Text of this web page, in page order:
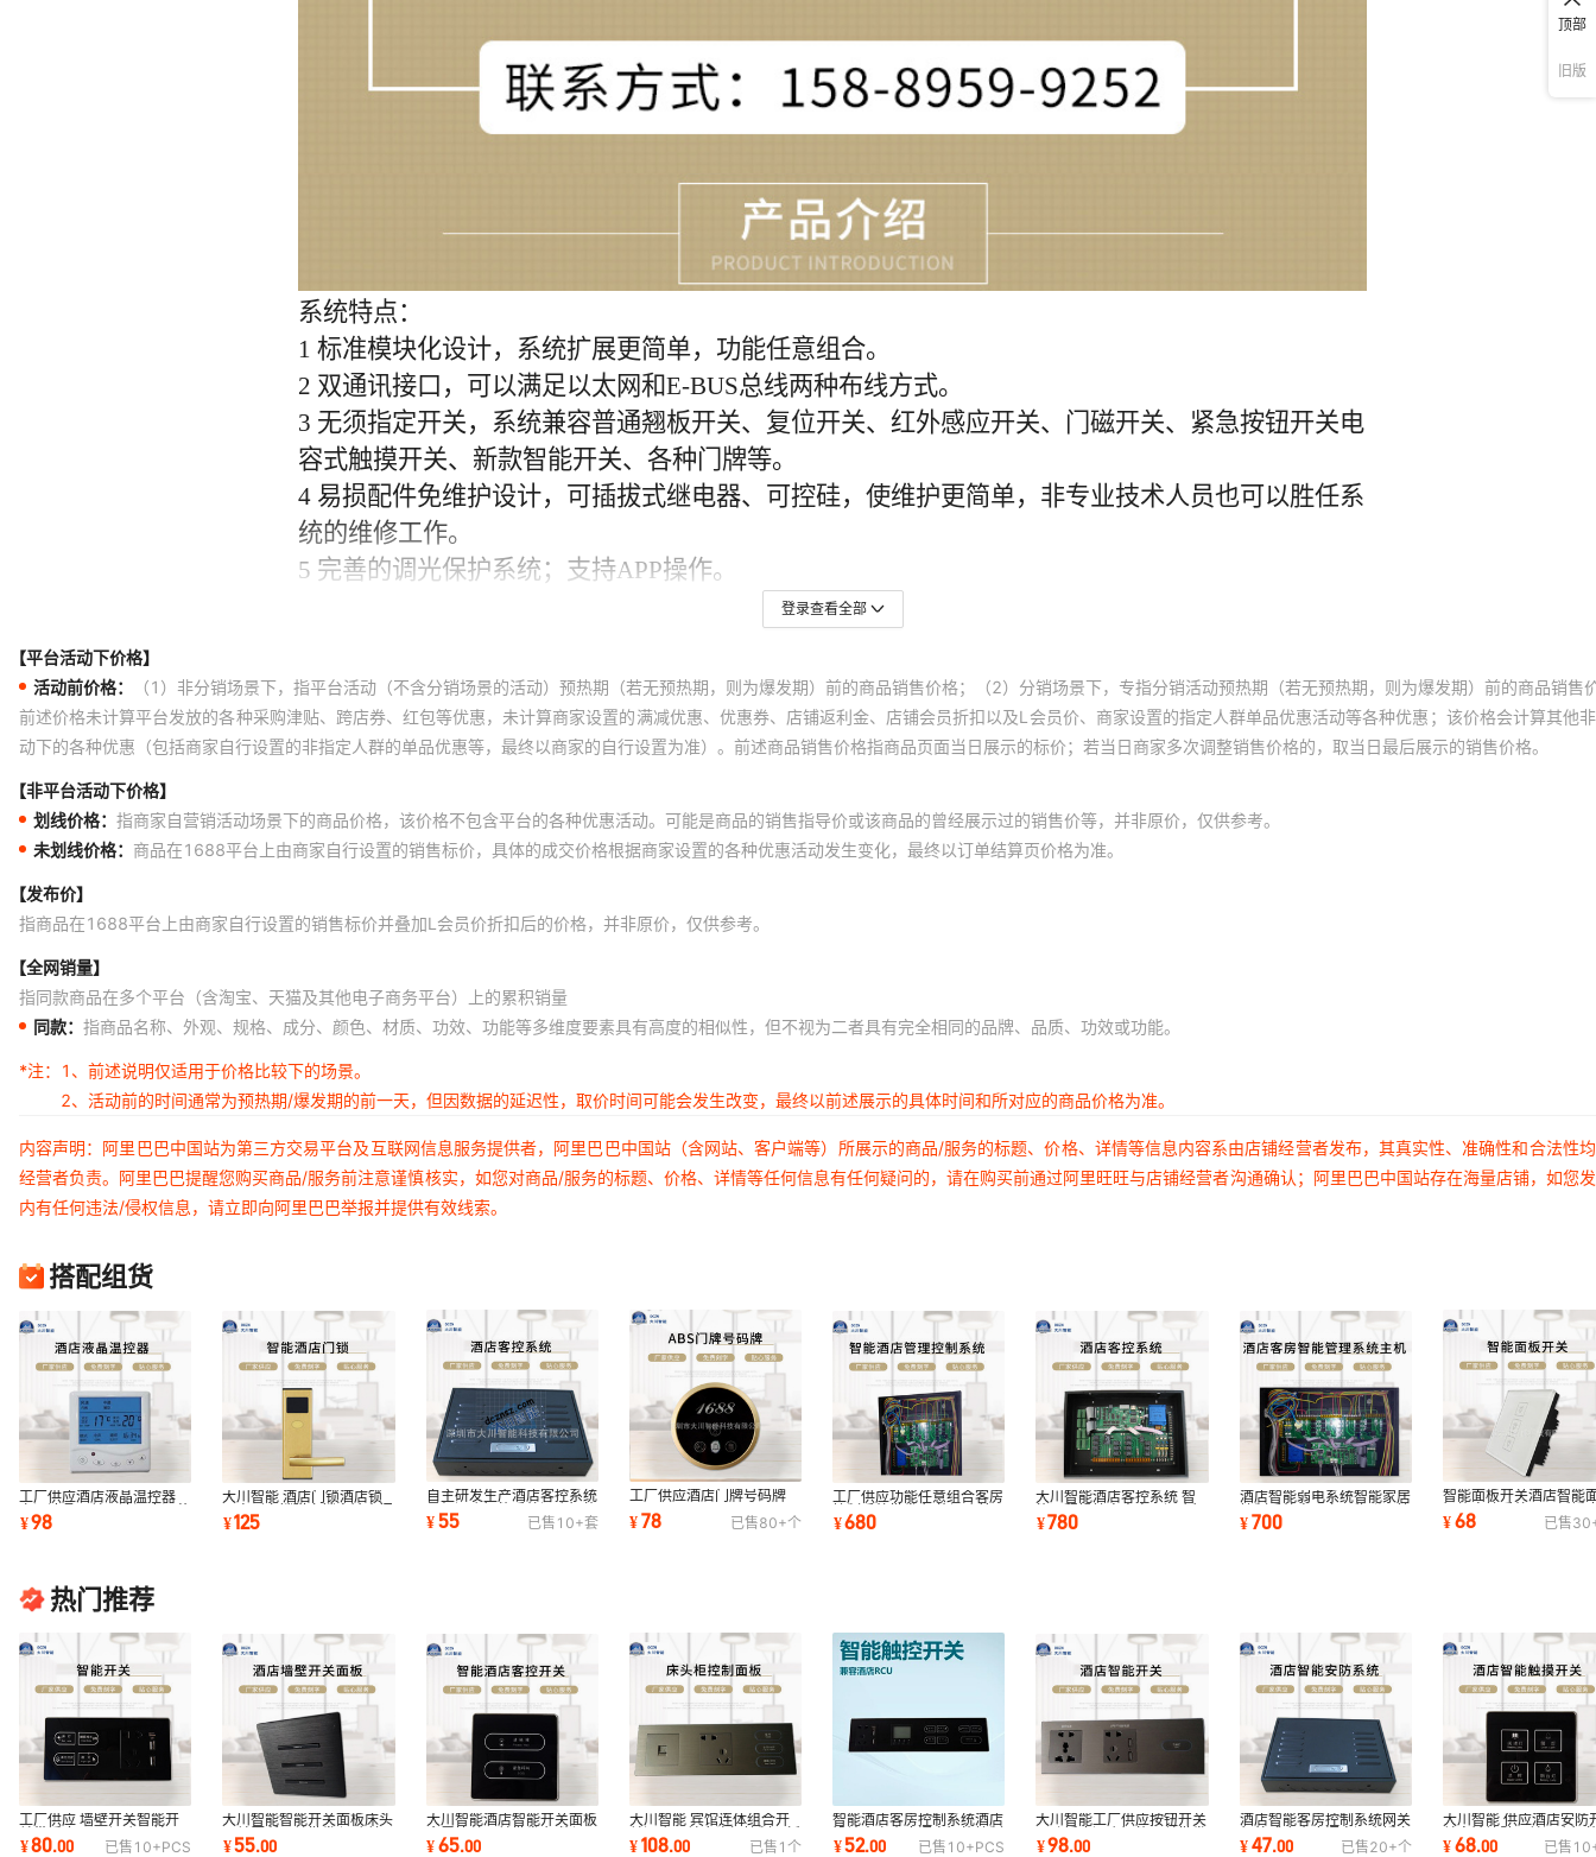
登录查看全部
【平台活动下价格】
活动前价格：
（1）非分销场景下，指平台活动（不含分销场景的活动）预热期（若无预热期，则为爆发期）前的商品销售价格；（2）分销场景下，专指分销活动预热期（若无预热期，则为爆发期）前的商品销售
前述价格未计算平台发放的各种采购津贴、跨店券、红包等优惠，未计算商家设置的满减优惠、优惠券、店铺返利金、店铺会员折扣以及L会员价、商家设置的指定人群单品优惠活动等各种优惠；该价格会计算其他
动下的各种优惠（包括商家自行设置的非指定人群的单品优惠等，最终以商家的自行设置为准）。前述商品销售价格指商品页面当日展示的标价；若当日商家多次调整销售价格的，取当日最后展示的销售价格。
【非平台活动下价格】
划线价格： 指商家自营销活动场景下的商品价格，该价格不包含平台的各种优惠活动。可能是商品的销售指导价或该商品的曾经展示过的销售价等，并非原价，仅供参考。
未划线价格： 商品在1688平台上由商家自行设置的销售标价，具体的成交价格根据商家设置的各种优惠活动发生变化，最终以订单结算页价格为准。
【发布价】
指商品在1688平台上由商家自行设置的销售标价并叠加L会员价折扣后的价格，并非原价，仅供参考。
【全网销量】
指同款商品在多个平台（含淘宝、天猫及其他电子商务平台）上的累积销量
同款： 指商品名称、外观、规格、成分、颜色、材质、功效、功能等多维度要素具有高度的相似性，但不视为二者具有完全相同的品牌、品质、功效或功能。
*注：
1、前述说明仅适用于价格比较下的场景。
2、活动前的时间通常为预热期/爆发期的前一天，但因数据的延迟性，取价时间可能会发生改变，最终以前述展示的具体时间和所对应的商品价格为准。
内容声明：阿里巴巴中国站为第三方交易平台及互联网信息服务提供者，阿里巴巴中国站（含网站、客户端等）所展示的商品/服务的标题、价格、详情等信息内容系由店铺经营者发布，其真实性、准确性和合法性
经营者负责。阿里巴巴提醒您购买商品/服务前注意谨慎核实，如您对商品/服务的标题、价格、详情等任何信息有任何疑问的，请在购买前通过阿里旺旺与店铺经营者沟通确认；阿里巴巴中国站存在海量店铺，如您
内有任何违法/侵权信息，请立即向阿里巴巴举报并提供有效线索。
搭配组货
工厂供应酒店液晶温控器
空调液晶开关三速温度调节
器显示仪表
¥98
大川智能 酒店门锁酒店锁
公寓刷卡锁磁卡锁宾馆房门
智能锁批发
¥125
自主研发生产酒店客控系统
星级酒店智能系统酒店智能
房控系统
¥55 已售 10+套
工厂供应酒店门牌号码牌
¥78 已售80+个
工厂供应功能任意组合客房
控制系统批发 智能酒店管
理控制系统
¥680
大川智能酒店客控系统 智
能远程操控客房电器酒店智
能化整体控制
¥780
酒店智能弱电系统智能家居
控制系统电子产品物联网控
制主机网关
¥700
智能面板开关酒店智能
智能客控系统IO面板插
壁开关
¥68 已售
热门推荐
工厂供应 墙壁开关智能开
关带插座USB 酒店开关可
联网连体开关
¥80.00 已售 10+PCS
大川智能智能开关面板床头
开关厕所开关批发 酒店墙
壁开关面板
¥55.00
大川智能酒店智能开关面板
金属拉丝开关批发 智能酒
店客控开关
¥65.00
大川智能 宾馆连体组合开
关酒店开关床头柜控制面板
可定 制印字
¥108.00 已售 1 个
智能酒店客房控制系统酒店
设计方案小度语音智能控制
knx面板五孔
¥52.00 已售 10+PCS
大川智能工厂供应按钮开关
五孔插座酒店智能开关批发
免费刻字
¥98.00
酒店智能客房控制系统网关
红外感应小度语音酒店插卡
取电控制面板
¥47.00 已售20+个
大川智能 供应酒店安防
关宾馆墙壁开关酒店智
摸开关批发
¥68.00 已售
顶部
旧版